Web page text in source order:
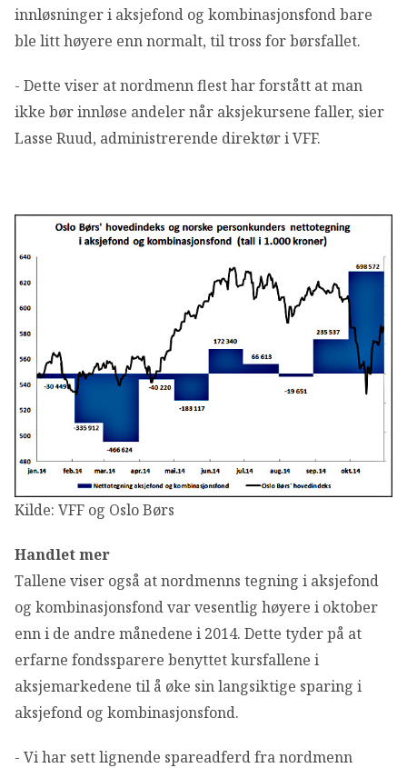
innløsninger i aksjefond og kombinasjonsfond bare
ble litt høyere enn normalt, til tross for børsfallet.
- Dette viser at nordmenn flest har forstått at man
ikke bør innløse andeler når aksjekursene faller, sier
Lasse Ruud, administrerende direktør i VFF.
Kilde: VFF og Oslo Børs
Handlet mer
Tallene viser også at nordmenns tegning i aksjefond
og kombinasjonsfond var vesentlig høyere i oktober
enn i de andre månedene i 2014. Dette tyder på at
erfarne fondssparere benyttet kursfallene i
aksjemarkedene til å øke sin langsiktige sparing i
aksjefond og kombinasjonsfond.
- Vi har sett lignende spareadferd fra nordmenn